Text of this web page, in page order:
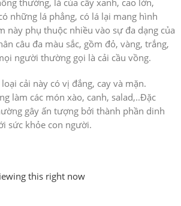
thường, lá của cây xanh, cao lớn,
những lá phẳng, có lá lại mang hình
này phụ thuộc nhiều vào sự đa dạng của
câu đa màu sắc, gồm đỏ, vàng, trắng,
người thường gọi là cải cầu vồng.
cải này có vị đắng, cay và mặn.
làm các món xào, canh, salad,..Đặc
gây ấn tượng bởi thành phần dinh
sức khỏe con người.
this right now